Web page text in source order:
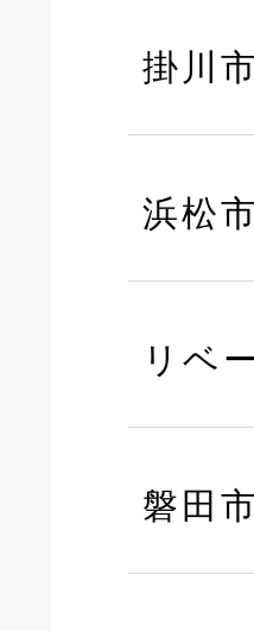
掛川
浜松
リベ
磐田